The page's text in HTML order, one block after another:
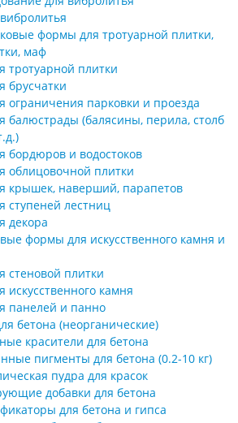
формы для тротуарной плитки,
маф
тротуарной плитки
брусчатки
ограничения парковки и проезда
балюстрады (балясины, перила, столб
бордюров и водостоков
облицовочной плитки
крышек, наверший, парапетов
ступеней лестниц
декора
формы для искусственного камня и
стеновой плитки
искусственного камня
панелей и панно
бетона (неорганические)
красители для бетона
пигменты для бетона (0.2-10 кг)
пудра для красок
добавки для бетона
для бетона и гипса